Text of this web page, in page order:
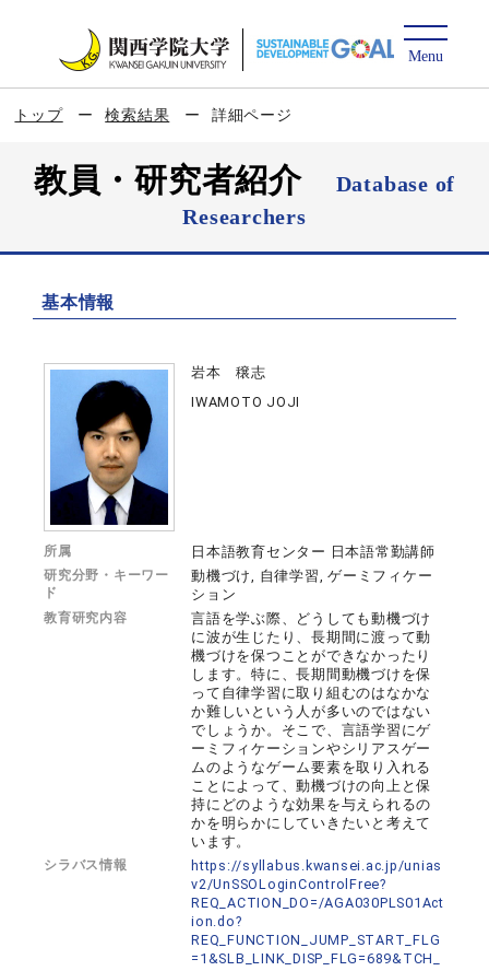
トップ 検索結果 詳細ページ
教員・研究者紹介
Database of
Researchers
基本情報
岩本 穣志
IWAMOTO JOJI
所属 日本語教育センター 日本語常勤講師
研究分野・キーワー
ド
動機づけ, 自律学習, ゲーミフィケー
ション
教育研究内容
言語を学ぶ際、どうしても動機づけ
に波が生じたり、長期間に渡って動
機づけを保つことができなかったり
します。特に、長期間動機づけを保
って自律学習に取り組むのはなかな
か難しいという人が多いのではない
でしょうか。そこで、言語学習にゲ
ーミフィケーションやシリアスゲー
ムのようなゲーム要素を取り入れる
ことによって、動機づけの向上と保
持にどのような効果を与えられるの
かを明らかにしていきたいと考えて
います。
シラバス情報
https://syllabus.kwansei.ac.jp/unias
v2/UnSSOLoginControlFree?
REQ_ACTION_DO=/AGA030PLS01Act
ion.do?
REQ_FUNCTION_JUMP_START_FLG
=1&SLB_LINK_DISP_FLG=689&TCH_